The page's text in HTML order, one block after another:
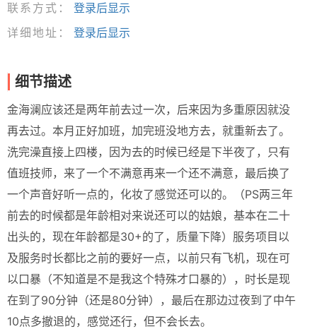
联系方式：
登录后显示
详细地址：
登录后显示
细节描述
金海澜应该还是两年前去过一次，后来因为多重原因就没
再去过。本月正好加班，加完班没地方去，就重新去了。
洗完澡直接上四楼，因为去的时候已经是下半夜了，只有
值班技师，来了一个不满意再来一个还不满意，最后换了
一个声音好听一点的，化妆了感觉还可以的。（PS两三年
前去的时候都是年龄相对来说还可以的姑娘，基本在二十
出头的，现在年龄都是30+的了，质量下降）服务项目以
及服务时长都比之前的要好一点，以前只有飞机，现在可
以口暴（不知道是不是我这个特殊才口暴的），时长是现
在到了90分钟（还是80分钟），最后在那边过夜到了中午
10点多撤退的，感觉还行，但不会长去。